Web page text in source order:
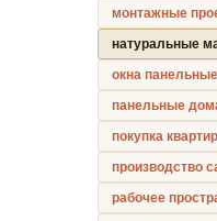
монтажные
натуральные
окна панельные
панельные
покупка
производство
рабочее